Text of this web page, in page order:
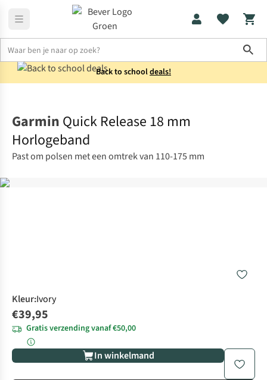
Back to schooldeals!
Garmin Quick Release 18 mm
Horlogeband
Past om polsen met een omtrek van 110-175 mm
Kleur:Ivory
€39,95
Gratis verzending vanaf €50,00
In winkelmand